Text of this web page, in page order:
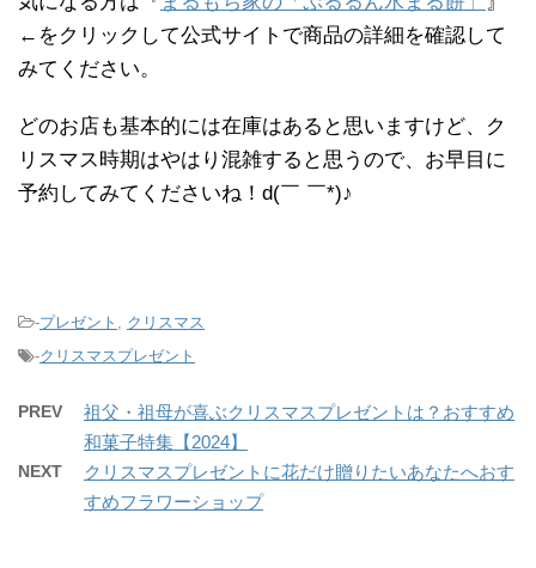
←をクリックして公式サイトで商品の詳細を確認して
みてください。
どのお店も基本的には在庫はあると思いますけど、ク
リスマス時期はやはり混雑すると思うので、お早目に
予約してみてくださいね！d(￣ ￣*)♪
-プレゼント , クリスマス
-クリスマスプレゼント
PREV
祖父・祖母が喜ぶクリスマスプレゼントは？おすすめ
和菓子特集【2024】
NEXT
クリスマスプレゼントに花だけ贈りたいあなたへおす
すめフラワーショップ